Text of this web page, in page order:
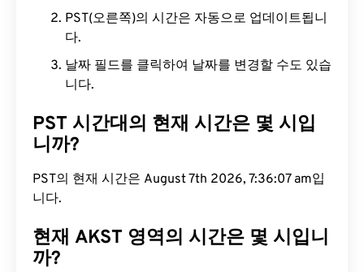
PST(오른쪽)의 시간은 자동으로 업데이트됩니
다.
날짜 필드를 클릭하여 날짜를 변경할 수도 있습
니다.
PST 시간대의 현재 시간은 몇 시입
니까?
PST의 현재 시간은 August 7th 2026, 7:36:08 am입
니다.
현재 AKST 영역의 시간은 몇 시입니
까?